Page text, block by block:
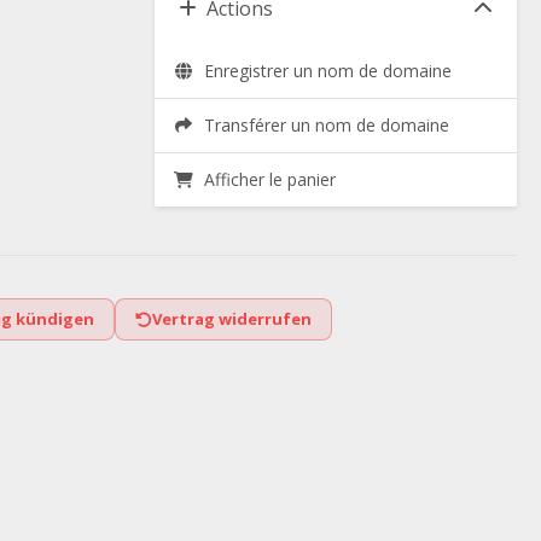
Actions
Enregistrer un nom de domaine
Transférer un nom de domaine
Afficher le panier
kündigen Vertrag widerrufen